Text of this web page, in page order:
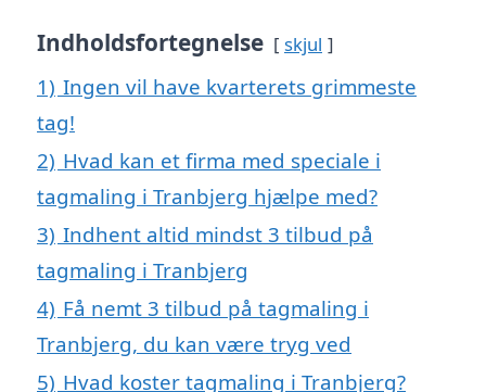
Indholdsfortegnelse skjul
1) Ingen vil have kvarterets grimmeste
tag!
2) Hvad kan et firma med speciale i
tagmaling i Tranbjerg hjælpe med?
3) Indhent altid mindst 3 tilbud på
tagmaling i Tranbjerg
4) Få nemt 3 tilbud på tagmaling i
Tranbjerg, du kan være tryg ved
5) Hvad koster tagmaling i Tranbjerg?